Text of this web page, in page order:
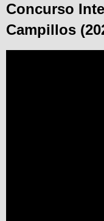
Concurso
Campillos